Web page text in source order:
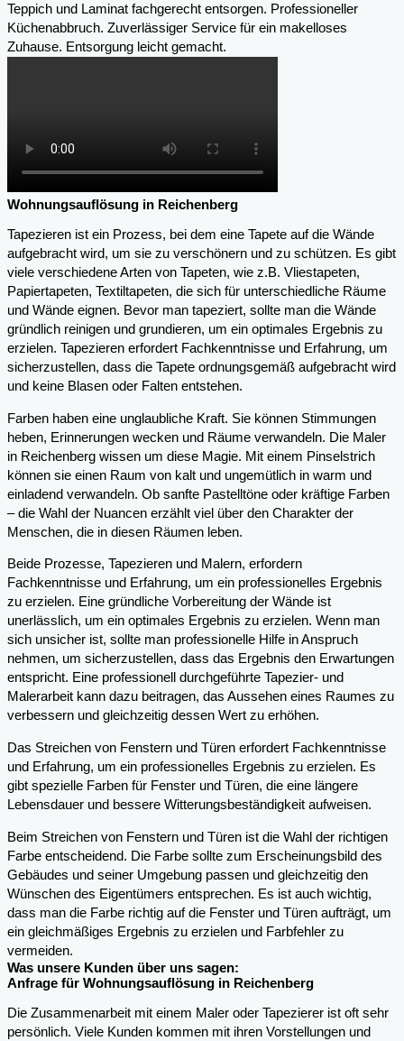
Teppich und Laminat fachgerecht entsorgen. Professioneller
Küchenabbruch. Zuverlässiger Service für ein makelloses
Zuhause. Entsorgung leicht gemacht.
Wohnungsauflösung in Reichenberg
Tapezieren ist ein Prozess, bei dem eine Tapete auf die Wände
aufgebracht wird, um sie zu verschönern und zu schützen. Es gibt
viele verschiedene Arten von Tapeten, wie z.B. Vliestapeten,
Papiertapeten, Textiltapeten, die sich für unterschiedliche Räume
und Wände eignen. Bevor man tapeziert, sollte man die Wände
gründlich reinigen und grundieren, um ein optimales Ergebnis zu
erzielen. Tapezieren erfordert Fachkenntnisse und Erfahrung, um
sicherzustellen, dass die Tapete ordnungsgemäß aufgebracht wird
und keine Blasen oder Falten entstehen.
Farben haben eine unglaubliche Kraft. Sie können Stimmungen
heben, Erinnerungen wecken und Räume verwandeln. Die Maler
in Reichenberg wissen um diese Magie. Mit einem Pinselstrich
können sie einen Raum von kalt und ungemütlich in warm und
einladend verwandeln. Ob sanfte Pastelltöne oder kräftige Farben
– die Wahl der Nuancen erzählt viel über den Charakter der
Menschen, die in diesen Räumen leben.
Beide Prozesse, Tapezieren und Malern, erfordern
Fachkenntnisse und Erfahrung, um ein professionelles Ergebnis
zu erzielen. Eine gründliche Vorbereitung der Wände ist
unerlässlich, um ein optimales Ergebnis zu erzielen. Wenn man
sich unsicher ist, sollte man professionelle Hilfe in Anspruch
nehmen, um sicherzustellen, dass das Ergebnis den Erwartungen
entspricht. Eine professionell durchgeführte Tapezier- und
Malerarbeit kann dazu beitragen, das Aussehen eines Raumes zu
verbessern und gleichzeitig dessen Wert zu erhöhen.
Das Streichen von Fenstern und Türen erfordert Fachkenntnisse
und Erfahrung, um ein professionelles Ergebnis zu erzielen. Es
gibt spezielle Farben für Fenster und Türen, die eine längere
Lebensdauer und bessere Witterungsbeständigkeit aufweisen.
Beim Streichen von Fenstern und Türen ist die Wahl der richtigen
Farbe entscheidend. Die Farbe sollte zum Erscheinungsbild des
Gebäudes und seiner Umgebung passen und gleichzeitig den
Wünschen des Eigentümers entsprechen. Es ist auch wichtig,
dass man die Farbe richtig auf die Fenster und Türen aufträgt, um
ein gleichmäßiges Ergebnis zu erzielen und Farbfehler zu
vermeiden.
Was unsere Kunden über uns sagen:
Anfrage für Wohnungsauflösung in Reichenberg
Die Zusammenarbeit mit einem Maler oder Tapezierer ist oft sehr
persönlich. Viele Kunden kommen mit ihren Vorstellungen und